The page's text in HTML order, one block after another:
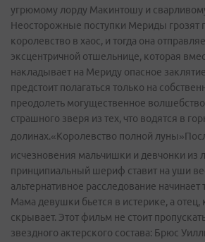
угрюмому лорду Макинтошу и
Неосторожные поступки Мериды грозят
королевство в хаос, и тогда она
эксцентричной отшельнице, которая
накладывает на Мериду опасное
предстоит полагаться только на
преодолеть могущественное
страшного зверя из тех, что водятся в
долинах.«Королевство полной луны»
исчезновения мальчишки и девчонки из
принципиальный шериф ставит на уши
альтернативное расследование начинает
Мама девушки бьется в истерике, а отец,
скрывает. Этот фильм не стоит
звездного актерского состава: Брюс